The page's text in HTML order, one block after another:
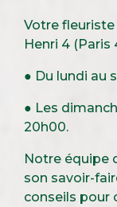
Votre
Henri 4 (Paris
● Du lundi au
● Les
20h00.
Notre équipe
son savoir-
conseils pour